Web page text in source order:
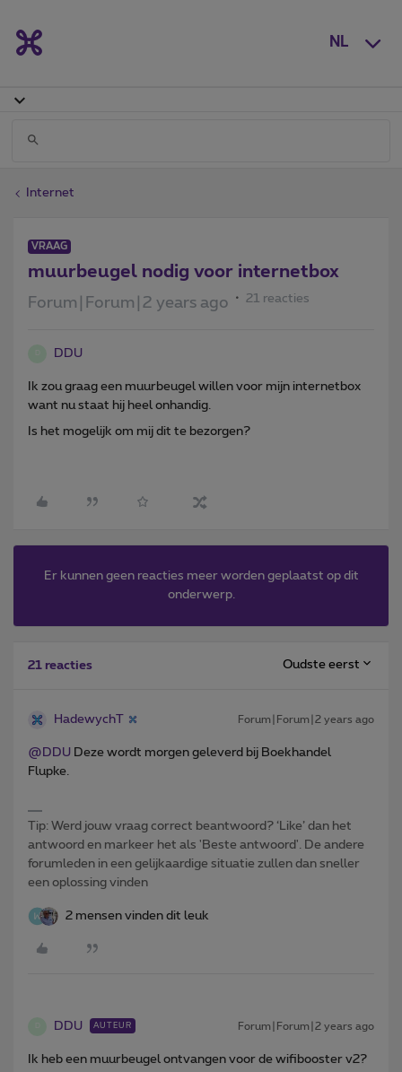
NL
Internet
VRAAG
muurbeugel nodig voor internetbox
Forum|Forum|2 years ago 21 reacties
DDU
Ik zou graag een muurbeugel willen voor mijn internetbox
want nu staat hij heel onhandig.
Is het mogelijk om mij dit te bezorgen?
Er kunnen geen reacties meer worden geplaatst op dit
onderwerp.
21 reacties Oudste eerst
HadewychT Forum|Forum|2 years ago
@DDU Deze wordt morgen geleverd bij Boekhandel
Flupke.
Tip: Werd jouw vraag correct beantwoord? ‘Like’ dan het
antwoord en markeer het als 'Beste antwoord'. De andere
forumleden in een gelijkaardige situatie zullen dan sneller
een oplossing vinden
2 mensen vinden dit leuk
DDU AUTEUR Forum|Forum|2 years ago
Ik heb een muurbeugel ontvangen voor de wifibooster v2?